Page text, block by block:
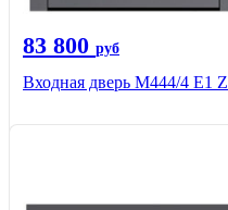
83 800 руб
Входная дверь М444/4 Е1 Z